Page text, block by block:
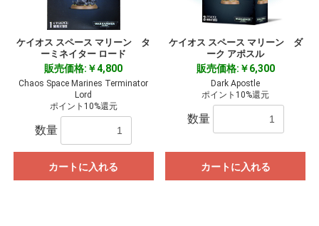
ケイオス スペース マリーン タ
ーミネイター ロード
販売価格:￥4,800
Chaos Space Marines Terminator
Lord
ポイント10%還元
数量
カートに入れる
ケイオス スペース マリーン ダ
ーク アポスル
販売価格:￥6,300
Dark Apostle
ポイント10%還元
数量
カートに入れる